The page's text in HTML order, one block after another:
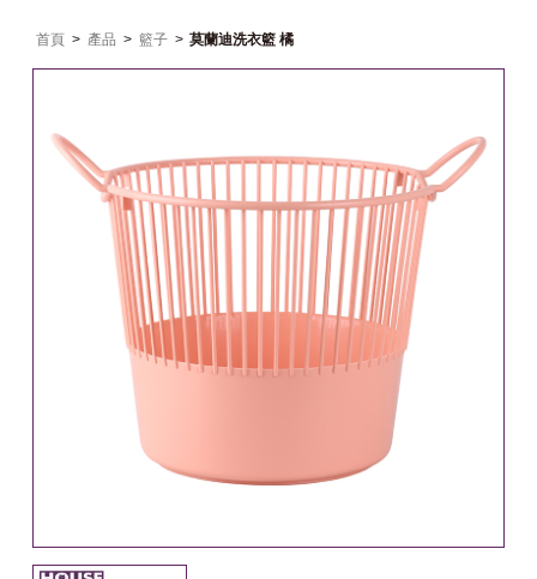
首頁 > 產品 > 籃子 > 莫蘭迪洗衣籃 橘